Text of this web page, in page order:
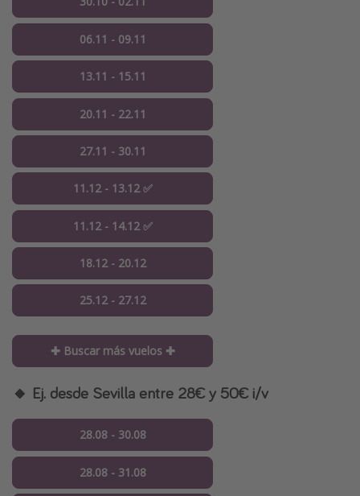
06.11 - 09.11
13.11 - 15.11
20.11 - 22.11
27.11 - 30.11
11.12 - 13.12 ✅
11.12 - 14.12 ✅
18.12 - 20.12
25.12 - 27.12
✚ Buscar más vuelos ✚
🔸 Ej. desde Sevilla entre 28€ y 50€ i/v
28.08 - 30.08
28.08 - 31.08